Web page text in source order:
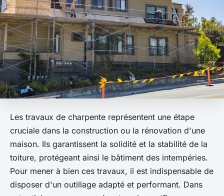
Les travaux de charpente représentent une étape
cruciale dans la construction ou la rénovation d'une
maison. Ils garantissent la solidité et la stabilité de la
toiture, protégeant ainsi le bâtiment des intempéries.
Pour mener à bien ces travaux, il est indispensable de
disposer d'un outillage adapté et performant. Dans